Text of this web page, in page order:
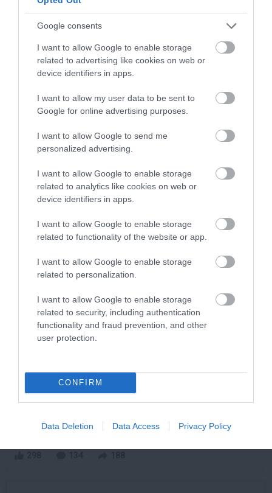
Google consents
I want to allow Google to enable storage
related to advertising like cookies on web or
device identifiers in apps.
I want to allow my user data to be sent to
Google for online advertising purposes.
I want to allow Google to send me
personalized advertising.
I want to allow Google to enable storage
related to analytics like cookies on web or
device identifiers in apps.
I want to allow Google to enable storage
related to functionality of the website or app.
I want to allow Google to enable storage
related to personalization.
I want to allow Google to enable storage
related to security, including authentication
functionality and fraud prevention, and other
user protection.
CONFIRM
Data Deletion Data Access Privacy Policy
5 h 36 min
Stop Eating These 3 Foods That Are Known to
4 h 56 min
One Teaspoon And All The Worms In The Body